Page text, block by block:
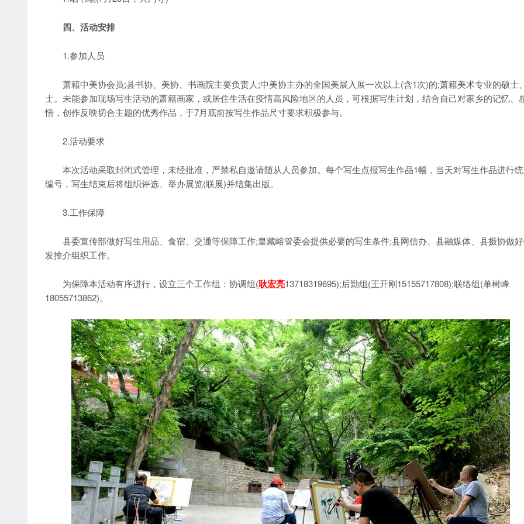
四、活动安排
1.参加人员
萧籍中美协会员;县书协、美协、书画院主要负责人;中美协主办的全国美展入展一次以上(含1次)的;萧籍美术专业的硕士
士。未能参加现场写生活动的萧籍画家，或居住生活在疫情高风险地区的人员，可根据写生计划，结合自己对家乡的记忆、
悟，创作反映切合主题的优秀作品，于7月底前按写生作品尺寸要求积极参与。
2.活动要求
本次活动采取封闭式管理，未经批准，严禁私自邀请随从人员参加。每个写生点报写生作品1幅，当天对写生作品进行
编号，写生结束后将组织评选、举办展览(联展)并结集出版。
3.工作保障
县委宣传部做好写生用品、食宿、交通等保障工作;皇藏峪管委会提供必要的写生条件;县网信办、县融媒体、县摄协做
发推介组织工作。
为保障本活动有序进行，设立三个工作组：协调组(耿宏亮13718319695);后勤组(王开刚15155717808);联络组(单树峰
18055713862)。